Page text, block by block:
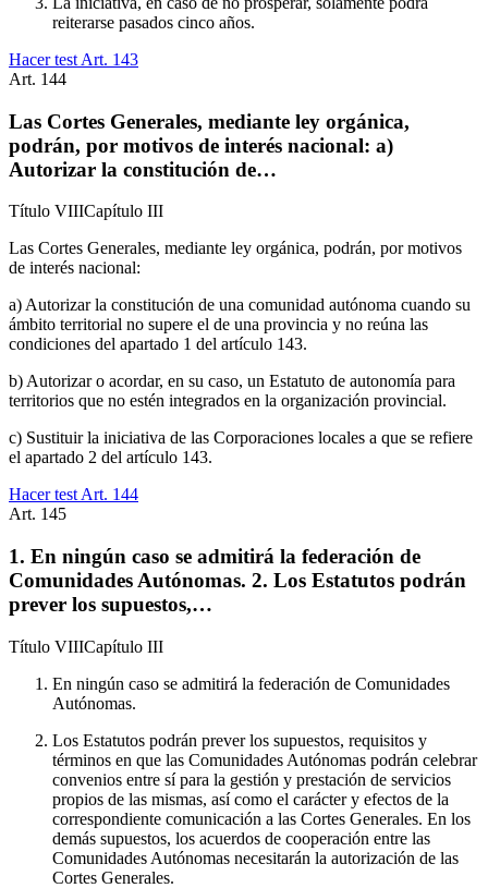
reiterarse pasados cinco años.
Hacer test Art. 143
Art. 144
Las Cortes Generales, mediante ley orgánica,
podrán, por motivos de interés nacional: a)
Autorizar la constitución de…
Título VIIICapítulo III
Las Cortes Generales, mediante ley orgánica, podrán, por motivos
de interés nacional:
a) Autorizar la constitución de una comunidad autónoma cuando su
ámbito territorial no supere el de una provincia y no reúna las
condiciones del apartado 1 del artículo 143.
b) Autorizar o acordar, en su caso, un Estatuto de autonomía para
territorios que no estén integrados en la organización provincial.
c) Sustituir la iniciativa de las Corporaciones locales a que se refiere
el apartado 2 del artículo 143.
Hacer test Art. 144
Art. 145
1. En ningún caso se admitirá la federación de
Comunidades Autónomas. 2. Los Estatutos podrán
prever los supuestos,…
Título VIIICapítulo III
En ningún caso se admitirá la federación de Comunidades
Autónomas.
Los Estatutos podrán prever los supuestos, requisitos y
términos en que las Comunidades Autónomas podrán celebrar
convenios entre sí para la gestión y prestación de servicios
propios de las mismas, así como el carácter y efectos de la
correspondiente comunicación a las Cortes Generales. En los
demás supuestos, los acuerdos de cooperación entre las
Comunidades Autónomas necesitarán la autorización de las
Cortes Generales.